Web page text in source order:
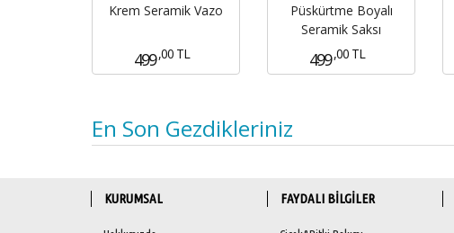
Krem Seramik Vazo
499 ,00 TL
Püskürtme Boyalı
Seramik Saksı
499 ,00 TL
En Son Gezdikleriniz
KURUMSAL FAYDALI BİLGİLER